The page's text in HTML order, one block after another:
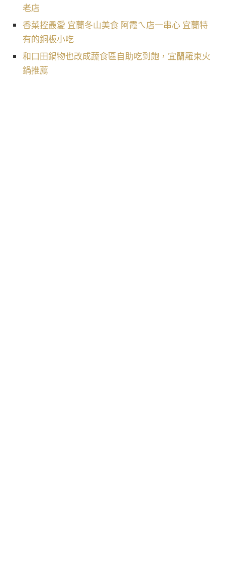
老店
香菜控最愛 宜蘭冬山美食 阿霞ㄟ店一串心 宜蘭特
有的銅板小吃
和口田鍋物也改成蔬食區自助吃到飽，宜蘭羅東火
鍋推薦